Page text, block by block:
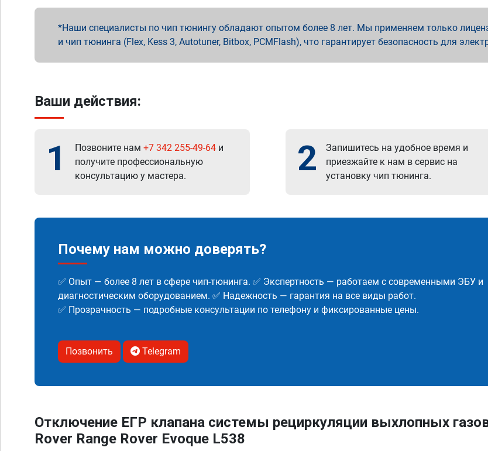
Наши специалисты по чип тюнингу обладают опытом более 8 лет. Мы применяем только
и чип тюнинга (Flex, Kess 3, Autotuner, Bitbox, PCMFlash), что гарантирует безопасность для
Ваши действия:
1 Позвоните нам +7 342 255-49-64 и
получите профессиональную
консультацию у мастера.
2
Запишитесь на удобное время и
приезжайте к нам в сервис на
установку чип тюнинга.
Почему нам можно доверять?
✅ Опыт — более 8 лет в сфере чип-тюнинга. ✅ Экспертность — работаем с современными ЭБУ и
диагностическим оборудованием. ✅ Надежность — гарантия на все виды работ.
✅ Прозрачность — подробные консультации по телефону и фиксированные цены.
Позвонить Telegram
Отключение ЕГР клапана системы рециркуляции выхлопных
Rover Range Rover Evoque L538